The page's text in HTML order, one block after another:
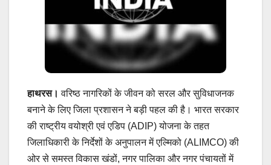
हाथरस। वरिष्ठ नागरिकों के जीवन को सरल और सुविधाजनक
बनाने के लिए जिला प्रशासन ने बड़ी पहल की है। भारत सरकार
की राष्ट्रीय वयोश्री एवं एडिप (ADIP) योजना के तहत
जिलाधिकारी के निर्देशों के अनुपालन में एल्मिको (ALIMCO) की
ओर से समस्त विकास खंडों, नगर पालिका और नगर पंचायतों में